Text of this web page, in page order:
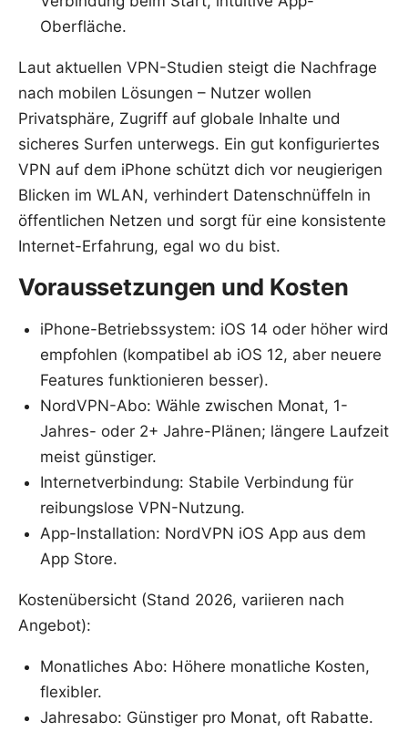
Oberfläche.
Laut aktuellen VPN-Studien steigt die Nachfrage
nach mobilen Lösungen – Nutzer wollen
Privatsphäre, Zugriff auf globale Inhalte und
sicheres Surfen unterwegs. Ein gut konfiguriertes
VPN auf dem iPhone schützt dich vor neugierigen
Blicken im WLAN, verhindert Datenschnüffeln in
öffentlichen Netzen und sorgt für eine konsistente
Internet-Erfahrung, egal wo du bist.
Voraussetzungen und Kosten
iPhone-Betriebssystem: iOS 14 oder höher wird
empfohlen (kompatibel ab iOS 12, aber neuere
Features funktionieren besser).
NordVPN-Abo: Wähle zwischen Monat, 1-
Jahres- oder 2+ Jahre-Plänen; längere Laufzeit
meist günstiger.
Internetverbindung: Stabile Verbindung für
reibungslose VPN-Nutzung.
App-Installation: NordVPN iOS App aus dem
App Store.
Kostenübersicht (Stand 2026, variieren nach
Angebot):
Monatliches Abo: Höhere monatliche Kosten,
flexibler.
Jahresabo: Günstiger pro Monat, oft Rabatte.